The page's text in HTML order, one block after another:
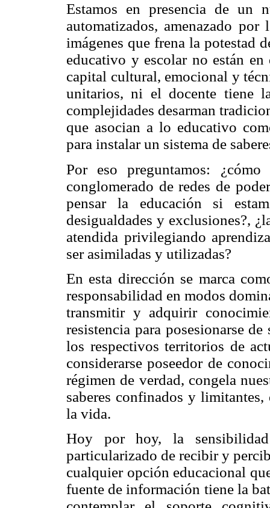
Estamos en presencia de un
automatizados, amenazado
imágenes que frena la potestad
educativo y escolar no están
capital cultural, emocional y
unitarios, ni el docente tiene
complejidades desarman
que asocian a lo educativo
para instalar un sistema de
Por eso preguntamos:
conglomerado de redes de
pensar la educación si
desigualdades y exclusiones?,
atendida privilegiando
ser asimiladas y utilizadas?
En esta dirección se marca
responsabilidad en modos
transmitir y adquirir
resistencia para posesionarse
los respectivos territorios de
considerarse poseedor de
régimen de verdad, congela
saberes confinados y
la vida.
Hoy por hoy, la
particularizado de recibir y
cualquier opción educacional
fuente de información tiene la